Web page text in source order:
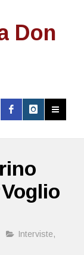
Don
Interviste,